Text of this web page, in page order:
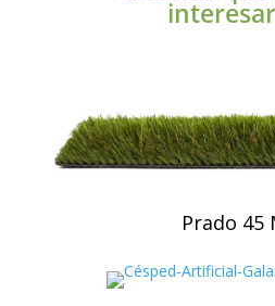
Prado 45